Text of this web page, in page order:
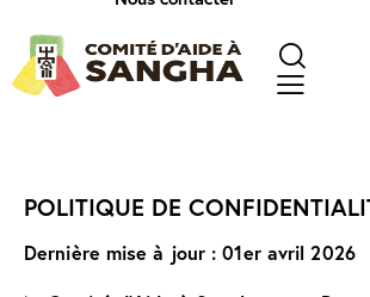
POLITIQUE DE
Dernière mise à jour : 01er avril 2026